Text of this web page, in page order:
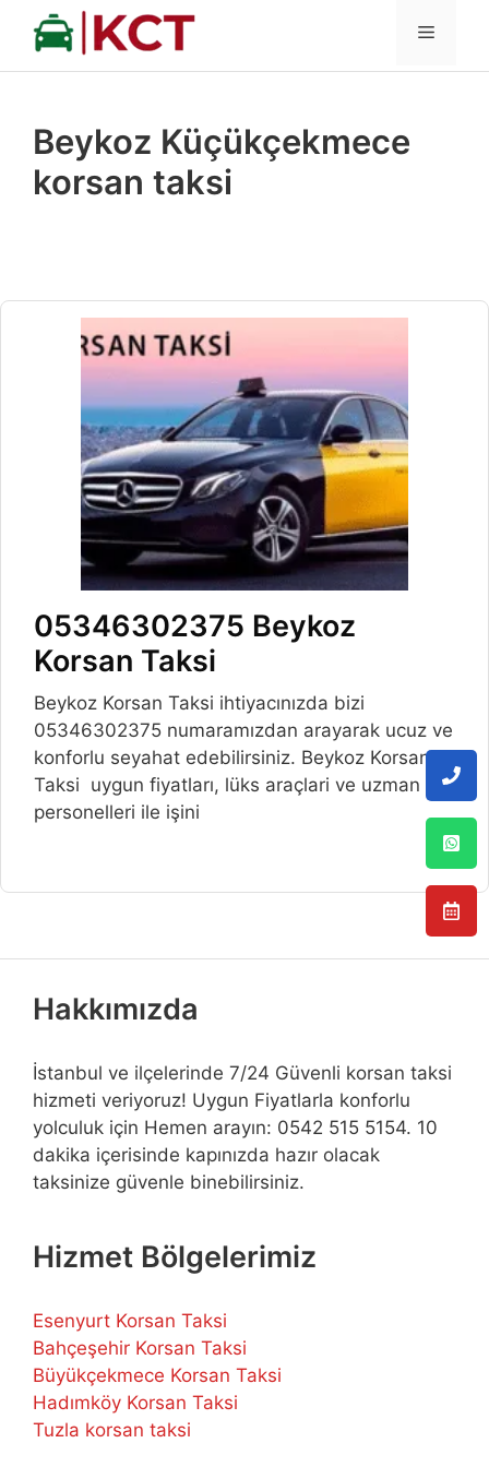
İçeriğe
MENÜ
Beykoz Küçükçekmece
korsan taksi
05346302375 Beykoz
Korsan Taksi
Beykoz Korsan Taksi ihtiyacınızda bizi
05346302375 numaramızdan arayarak ucuz ve
konforlu seyahat edebilirsiniz. Beykoz Korsan
Taksi uygun fiyatları, lüks araçlari ve uzman
personelleri ile işini
Hakkımızda
İstanbul ve ilçelerinde 7/24 Güvenli korsan taksi
hizmeti veriyoruz! Uygun Fiyatlarla konforlu
yolculuk için Hemen arayın: 0542 515 5154. 10
dakika içerisinde kapınızda hazır olacak
taksinize güvenle binebilirsiniz.
Hizmet Bölgelerimiz
Esenyurt Korsan Taksi
Bahçeşehir Korsan Taksi
Büyükçekmece Korsan Taksi
Hadımköy Korsan Taksi
Tuzla korsan taksi